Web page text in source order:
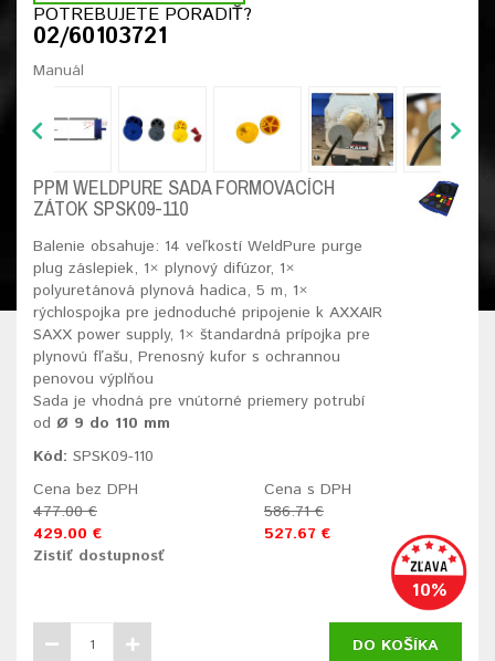
POTREBUJETE PORADIŤ?
02/60103721
Manuál
PPM WELDPURE SADA FORMOVACÍCH
ZÁTOK SPSK09-110
Balenie obsahuje: 14 veľkostí WeldPure purge
plug záslepiek, 1× plynový difúzor, 1×
polyuretánová plynová hadica, 5 m, 1×
rýchlospojka pre jednoduché pripojenie k AXXAIR
SAXX power supply, 1× štandardná prípojka pre
plynovú fľašu, Prenosný kufor s ochrannou
penovou výplňou
Sada je vhodná pre vnútorné priemery potrubí
od Ø 9 do 110 mm
Kód: SPSK09-110
Cena bez DPH
477.00 €
429.00 €
Cena s DPH
586.71 €
527.67 €
Zistiť dostupnosť
10%
DO KOŠÍKA